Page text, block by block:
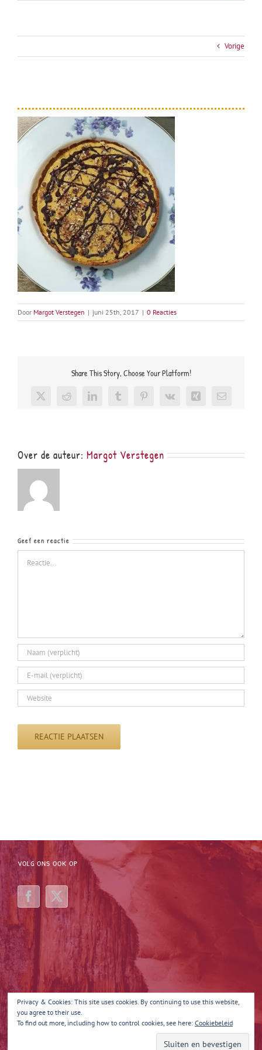
Vorige
Door Margot Verstegen | juni 25th, 2017 | 0 Reacties
Share This Story, Choose Your Platform!
X RedditLinkedInTumblrPinterest
Vk Xing
E-
Over de auteur: Margot Verstegen
Geef een reactie
VOLG ONS OOK OP
Copyright 2025 Margot Maakt 't | All Rights Reserved | Powered byQuina
Privacy & Cookies: This site uses cookies. By continuing to use this website,
you agree to their use.
To find out more, including how to control cookies, see here: Cookiebeleid